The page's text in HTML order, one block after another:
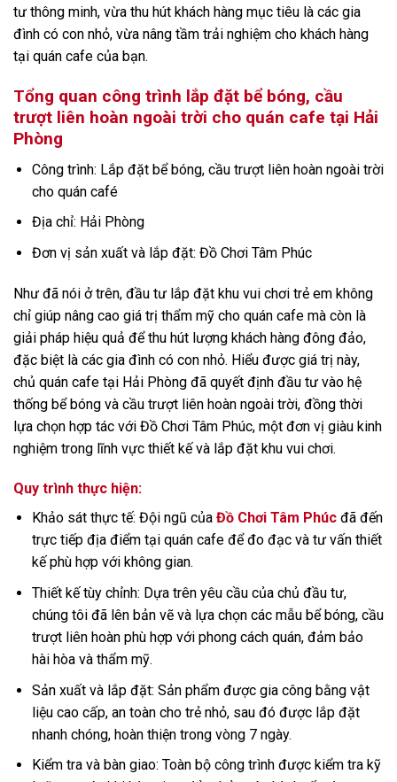
tư thông minh, vừa thu hút khách hàng mục tiêu là các gia
đình có con nhỏ, vừa nâng tầm trải nghiệm cho khách hàng
tại quán cafe của bạn.
Tổng quan công trình lắp đặt bể bóng, cầu
trượt liên hoàn ngoài trời cho quán cafe tại Hải
Phòng
Công trình: Lắp đặt bể bóng, cầu trượt liên hoàn ngoài trời
cho quán café
Địa chỉ: Hải Phòng
Đơn vị sản xuất và lắp đặt: Đồ Chơi Tâm Phúc
Như đã nói ở trên, đầu tư lắp đặt khu vui chơi trẻ em không
chỉ giúp nâng cao giá trị thẩm mỹ cho quán cafe mà còn là
giải pháp hiệu quả để thu hút lượng khách hàng đông đảo,
đặc biệt là các gia đình có con nhỏ. Hiểu được giá trị này,
chủ quán cafe tại Hải Phòng đã quyết định đầu tư vào hệ
thống bể bóng và cầu trượt liên hoàn ngoài trời, đồng thời
lựa chọn hợp tác với Đồ Chơi Tâm Phúc, một đơn vị giàu kinh
nghiệm trong lĩnh vực thiết kế và lắp đặt khu vui chơi.
Quy trình thực hiện:
Khảo sát thực tế: Đội ngũ của Đồ Chơi Tâm Phúcđã đến
trực tiếp địa điểm tại quán cafe để đo đạc và tư vấn thiết
kế phù hợp với không gian.
Thiết kế tùy chỉnh: Dựa trên yêu cầu của chủ đầu tư,
chúng tôi đã lên bản vẽ và lựa chọn các mẫu bể bóng, cầu
trượt liên hoàn phù hợp với phong cách quán, đảm bảo
hài hòa và thẩm mỹ.
Sản xuất và lắp đặt: Sản phẩm được gia công bằng vật
liệu cao cấp, an toàn cho trẻ nhỏ, sau đó được lắp đặt
nhanh chóng, hoàn thiện trong vòng 7 ngày.
Kiểm tra và bàn giao: Toàn bộ công trình được kiểm tra kỹ